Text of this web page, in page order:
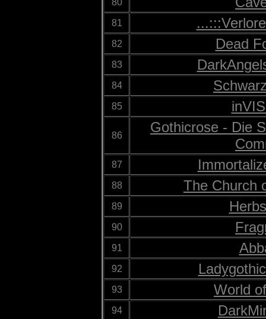
80
81
82 Dead
83
84
85
86
Gothicrose - Die
87
88 The Church
89
90
91
92
93 World
94